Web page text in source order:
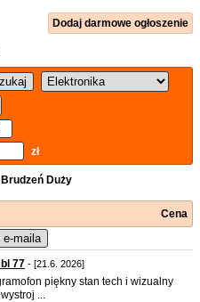
Dodaj darmowe ogłoszenie
zł
Brudzeń Duży
Cena
e-maila
77 - [21.6. 2026]
piękny stan tech i wizualny
...